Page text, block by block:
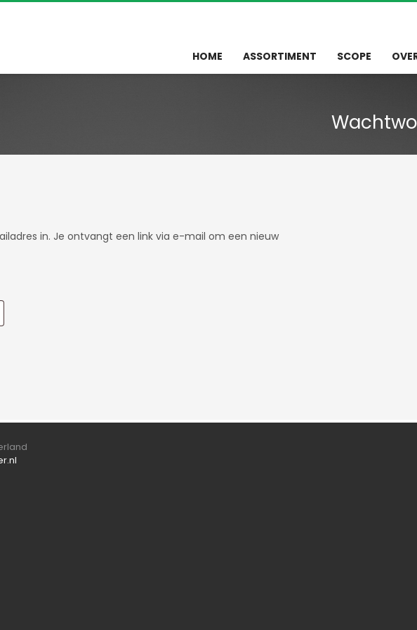
HOME ASSORTIMENT SCOPE
in. Je ontvangt een link via e-mail om een nieuw